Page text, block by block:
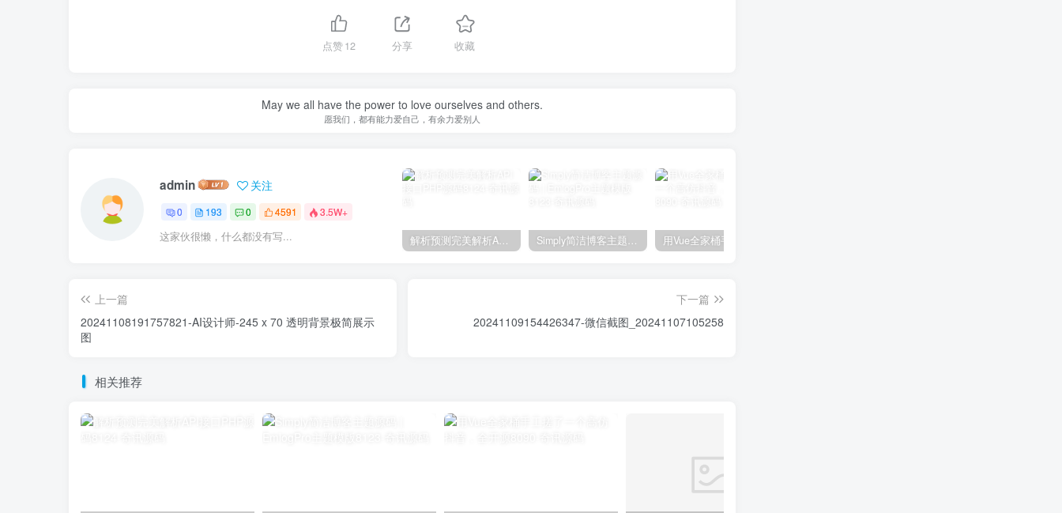
点赞12 分享 收藏
May we all have the power to love ourselves and others.
愿我们，都有能力爱自己，有余力爱别人
admin 关注
0 193 0 4591 3.5W+
这家伙很懒，什么都没有写... 解析预测完美解析API接口PHP源码8124 Simply简洁博客主题源码 | EmlogPro主题模版8123
上一篇
20241108191757821-AI设计师-245 x 70 透明背景极简展示
图
下一篇
20241109154426347-微信截图_20241107105258
相关推荐